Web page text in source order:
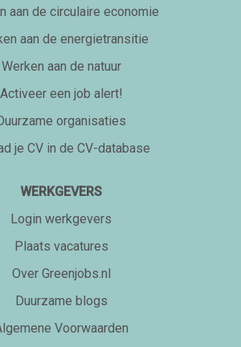
aan de circulaire economie
aan de energietransitie
Werken aan de natuur
Activeer een job alert!
organisaties
je CV in de CV-database
WERKGEVERS
Login werkgevers
Plaats vacatures
Over Greenjobs.nl
Duurzame blogs
Voorwaarden